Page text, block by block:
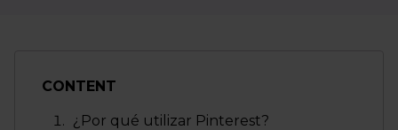
CONTENT
¿Por qué utilizar Pinterest?